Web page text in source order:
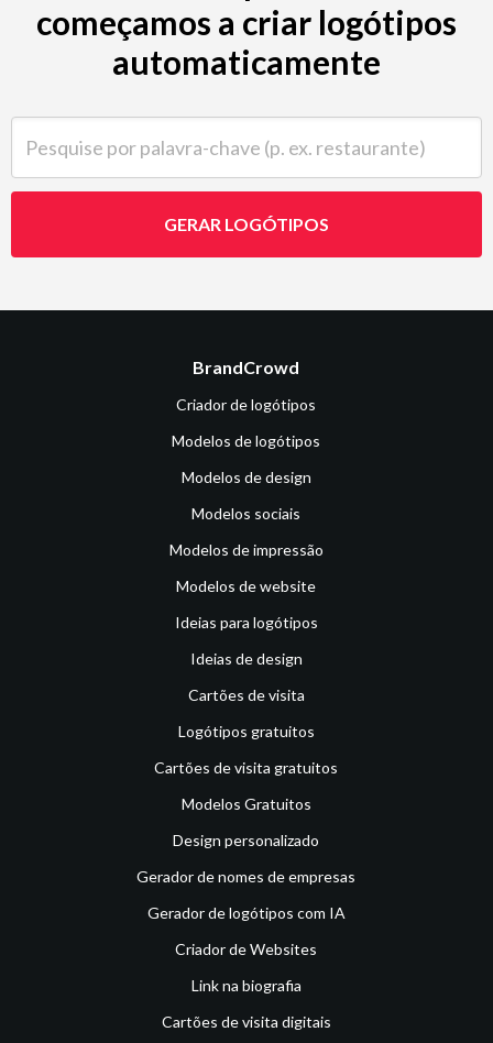
começamos a criar logótipos
automaticamente
GERAR LOGÓTIPOS
BrandCrowd
Criador de logótipos
Modelos de logótipos
Modelos de design
Modelos sociais
Modelos de impressão
Modelos de website
Ideias para logótipos
Ideias de design
Cartões de visita
Logótipos gratuitos
Cartões de visita gratuitos
Modelos Gratuitos
Design personalizado
Gerador de nomes de empresas
Gerador de logótipos com IA
Criador de Websites
Link na biografia
Cartões de visita digitais